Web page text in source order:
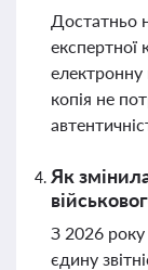
Достатньо
експертної
електронну
копія не
Як
З 2026
єдину